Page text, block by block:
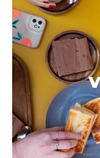
Dis-nous tout*
Name*
E-mail*
par e-mail.